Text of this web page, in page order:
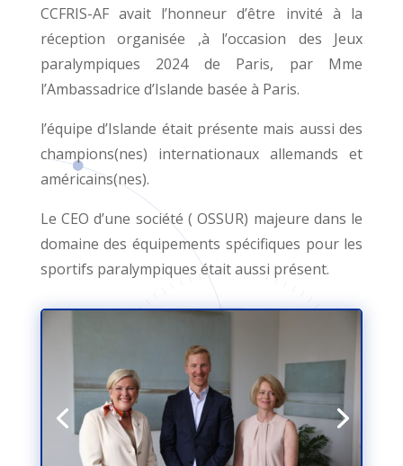
CCFRIS-AF avait l’honneur d’être invité à la
réception organisée ,à l’occasion des Jeux
paralympiques 2024 de Paris, par Mme
l’Ambassadrice d’Islande basée à Paris.
l’équipe d’Islande était présente mais aussi des
champions(nes) internationaux allemands et
américains(nes).
Le CEO d’une société ( OSSUR) majeure dans le
domaine des équipements spécifiques pour les
sportifs paralympiques était aussi présent.